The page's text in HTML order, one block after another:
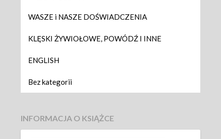
WASZE i NASZE DOŚWIADCZENIA
KLĘSKI ŻYWIOŁOWE, POWÓDŹ I INNE
ENGLISH
Bez kategorii
INFORMACJA O KSIĄŻCE